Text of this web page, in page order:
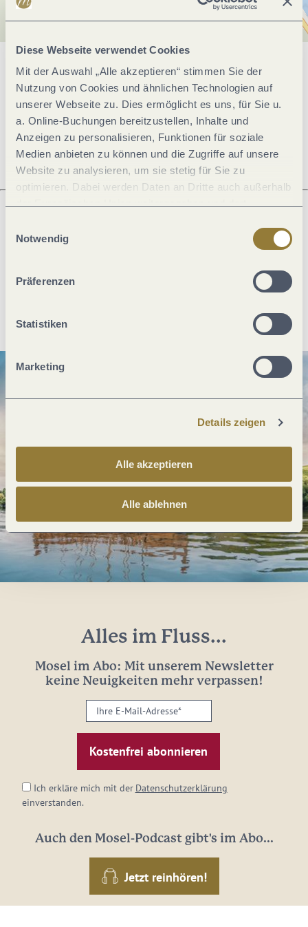
Diese Webseite verwendet Cookies
Mit der Auswahl „Alle akzeptieren“ stimmen Sie der
Nutzung von Cookies und ähnlichen Technologien auf
unserer Webseite zu. Dies ermöglicht es uns, für Sie u.
a. Online-Buchungen bereitzustellen, Inhalte und
Anzeigen zu personalisieren, Funktionen für soziale
Medien anbieten zu können und die Zugriffe auf unsere
Website zu analysieren, um sie stetig für Sie zu
optimieren. Dabei werden Daten an Dritte auch außerhalb
jederzeit widerrufen werden. Mit der Auswahl "Alle
ablehnen" kann es zu Beeinträchtigungen in der Nutzung
Notwendig
Präferenzen
Statistiken
Marketing
Details zeigen
Alle akzeptieren
Alle ablehnen
Allgemeine Informationen
Öffnungszeiten
Was möchtest du als nächstes tun?
Alles im Fluss...
Mosel im Abo: Mit unserem Newsletter
keine Neuigkeiten mehr verpassen!
Ihre
E-
Mail-
Adresse:
Ich erkläre mich mit der Datenschutzerklärung
einverstanden.
Auch den Mosel-Podcast gibt's im Abo...
Jetzt reinhören!